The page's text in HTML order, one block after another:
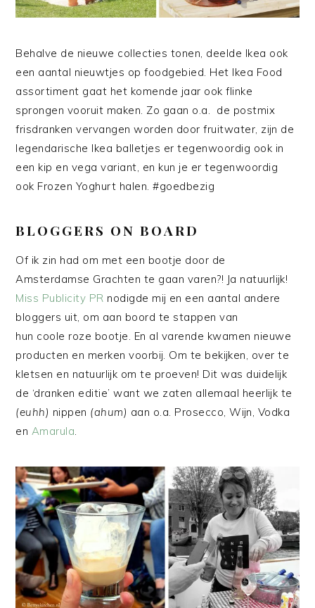
Behalve de nieuwe collecties tonen, deelde Ikea ook
een aantal nieuwtjes op foodgebied. Het Ikea Food
assortiment gaat het komende jaar ook flinke
sprongen vooruit maken. Zo gaan o.a. de postmix
frisdranken vervangen worden door fruitwater, zijn de
legendarische Ikea balletjes er tegenwoordig ook in
een kip en vega variant, en kun je er tegenwoordig
ook Frozen Yoghurt halen. #goedbezig
BLOGGERS ON BOARD
Of ik zin had om met een bootje door de
Amsterdamse Grachten te gaan varen?! Ja natuurlijk!
Miss Publicity PR nodigde mij en een aantal andere
bloggers uit, om aan boord te stappen van
hun coole roze bootje. En al varende kwamen nieuwe
producten en merken voorbij. Om te bekijken, over te
kletsen en natuurlijk om te proeven! Dit was duidelijk
de ‘dranken editie’ want we zaten allemaal heerlijk te
(euhh) nippen (ahum) aan o.a. Prosecco, Wijn, Vodka
en Amarula.